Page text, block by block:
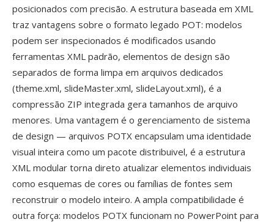
posicionados com precisão. A estrutura baseada em XML
traz vantagens sobre o formato legado POT: modelos
podem ser inspecionados é modificados usando
ferramentas XML padrão, elementos de design são
separados de forma limpa em arquivos dedicados
(theme.xml, slideMaster.xml, slideLayout.xml), é a
compressão ZIP integrada gera tamanhos de arquivo
menores. Uma vantagem é o gerenciamento de sistema
de design — arquivos POTX encapsulam uma identidade
visual inteira como um pacote distribuivel, é a estrutura
XML modular torna direto atualizar elementos individuais
como esquemas de cores ou famílias de fontes sem
reconstruir o modelo inteiro. A ampla compatibilidade é
outra força: modelos POTX funcionam no PowerPoint para